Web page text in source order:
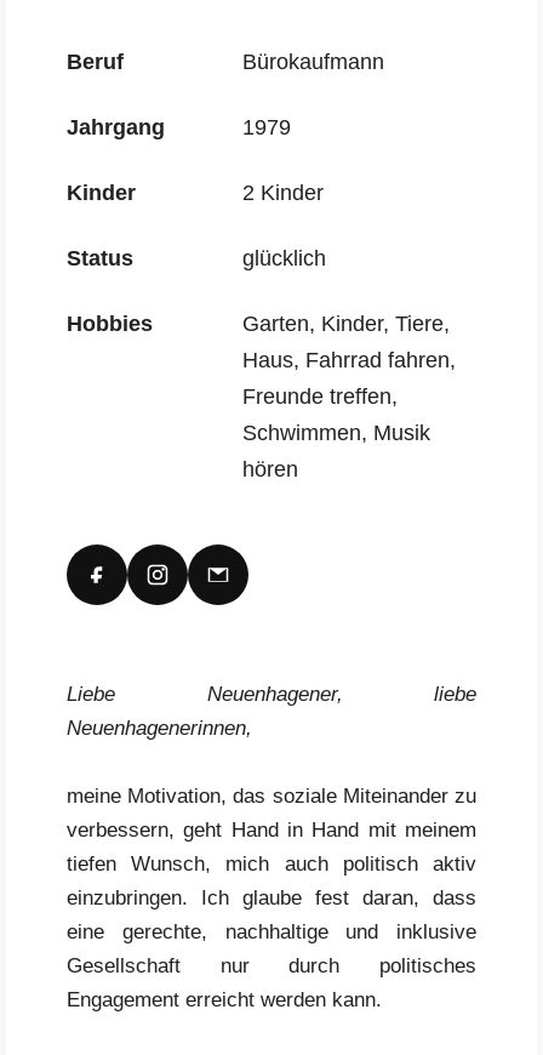
Beruf Bürokaufmann
Jahrgang 1979
Kinder 2 Kinder
Status glücklich
Hobbies
Garten, Kinder, Tiere,
Haus, Fahrrad fahren,
Freunde treffen,
Schwimmen, Musik
hören
Liebe Neuenhagener, liebe
Neuenhagenerinnen,
meine Motivation, das soziale Miteinander zu
verbessern, geht Hand in Hand mit meinem
tiefen Wunsch, mich auch politisch aktiv
einzubringen. Ich glaube fest daran, dass
eine gerechte, nachhaltige und inklusive
Gesellschaft nur durch politisches
Engagement erreicht werden kann.